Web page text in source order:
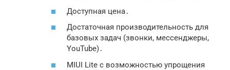
Доступная цена․
Достаточная производительность для
базовых задач (звонки, мессенджеры,
YouTube)․
MIUI Lite с возможностью упрощения